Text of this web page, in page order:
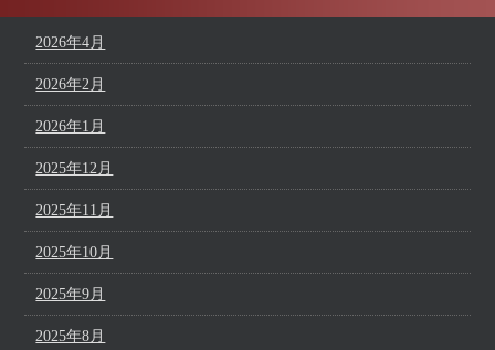
2026年4月
2026年2月
2026年1月
2025年12月
2025年11月
2025年10月
2025年9月
2025年8月